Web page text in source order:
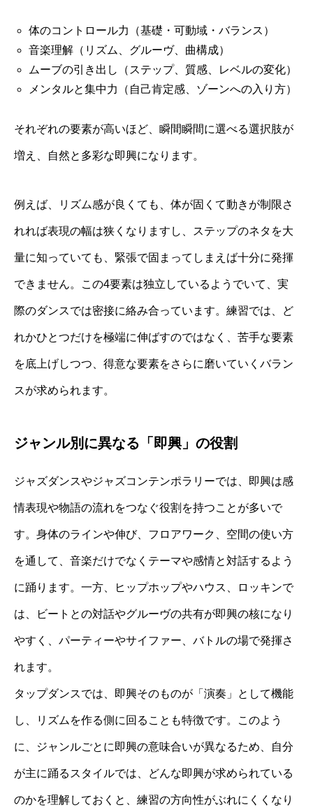
体のコントロール力（基礎・可動域・バランス）
音楽理解（リズム、グルーヴ、曲構成）
ムーブの引き出し（ステップ、質感、レベルの変化）
メンタルと集中力（自己肯定感、ゾーンへの入り方）
それぞれの要素が高いほど、瞬間瞬間に選べる選択肢が
増え、自然と多彩な即興になります。
例えば、リズム感が良くても、体が固くて動きが制限さ
れれば表現の幅は狭くなりますし、ステップのネタを大
量に知っていても、緊張で固まってしまえば十分に発揮
できません。この4要素は独立しているようでいて、実
際のダンスでは密接に絡み合っています。練習では、ど
れかひとつだけを極端に伸ばすのではなく、苦手な要素
を底上げしつつ、得意な要素をさらに磨いていくバラン
スが求められます。
ジャンル別に異なる「即興」の役割
ジャズダンスやジャズコンテンポラリーでは、即興は感
情表現や物語の流れをつなぐ役割を持つことが多いで
す。身体のラインや伸び、フロアワーク、空間の使い方
を通して、音楽だけでなくテーマや感情と対話するよう
に踊ります。一方、ヒップホップやハウス、ロッキンで
は、ビートとの対話やグルーヴの共有が即興の核になり
やすく、パーティーやサイファー、バトルの場で発揮さ
れます。
タップダンスでは、即興そのものが「演奏」として機能
し、リズムを作る側に回ることも特徴です。このよう
に、ジャンルごとに即興の意味合いが異なるため、自分
が主に踊るスタイルでは、どんな即興が求められている
のかを理解しておくと、練習の方向性がぶれにくくなり